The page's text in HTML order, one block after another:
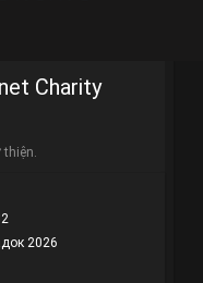
Charity
thiện.
2026